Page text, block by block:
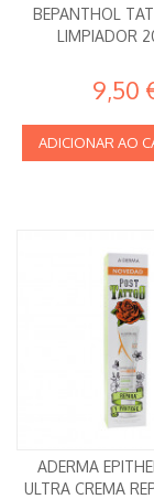
BEPANTHOL
LIMPIADOR
9,50
ADICIONAR AO
ADERMA
ULTRA CREMA